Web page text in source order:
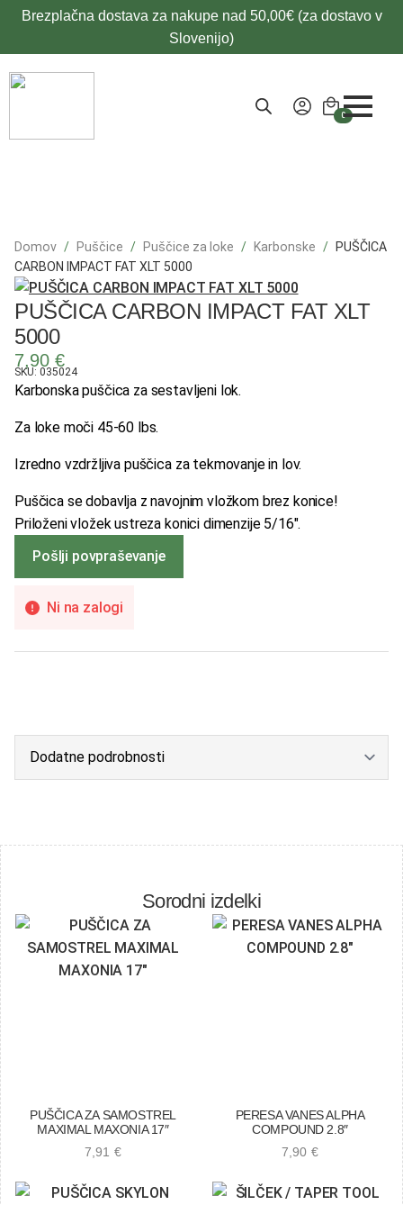
Brezplačna dostava za nakupe nad 50,00€ (za dostavo v
Slovenijo)
0
Domov Puščice Puščice za loke Karbonske
PUŠČICA
CARBON IMPACT FAT XLT 5000
PUŠČICA CARBON IMPACT FAT XLT
5000
7,90 €
SKU: 035024
Karbonska puščica za sestavljeni lok.
Za loke moči 45-60 lbs.
Izredno vzdržljiva puščica za tekmovanje in lov.
Puščica se dobavlja z navojnim vložkom brez konice!
Priloženi vložek ustreza konici dimenzije 5/16″.
Pošlji povpraševanje
Ni na zalogi
Sorodni izdelki
PUŠČICA ZA SAMOSTREL
MAXIMAL MAXONIA 17″
7,91€
PERESA VANES ALPHA
COMPOUND 2.8″
7,90€